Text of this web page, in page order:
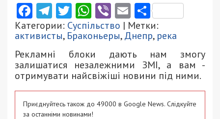
Facebook
Telegram
Twitter
WhatsApp
ViberEmail
Категории: Суспільство | Метки:
активисты, Браконьеры,Днепр, река
Рекламні блоки дають нам змогу
залишатися незалежними ЗМІ, а вам -
отримувати найсвіжіші новини під ними.
Приєднуйтесь також до 49000 в Google News. Слідкуйте
за останніми новинами!